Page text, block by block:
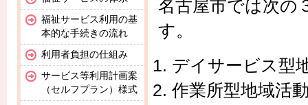
名古屋市では次の
す。
デイサービス型
作業所型地域活
福祉サービス利用の基
本的な手続きの流れ
利用者負担の仕組み
サービス等利用計画案
（セルフプラン）様式